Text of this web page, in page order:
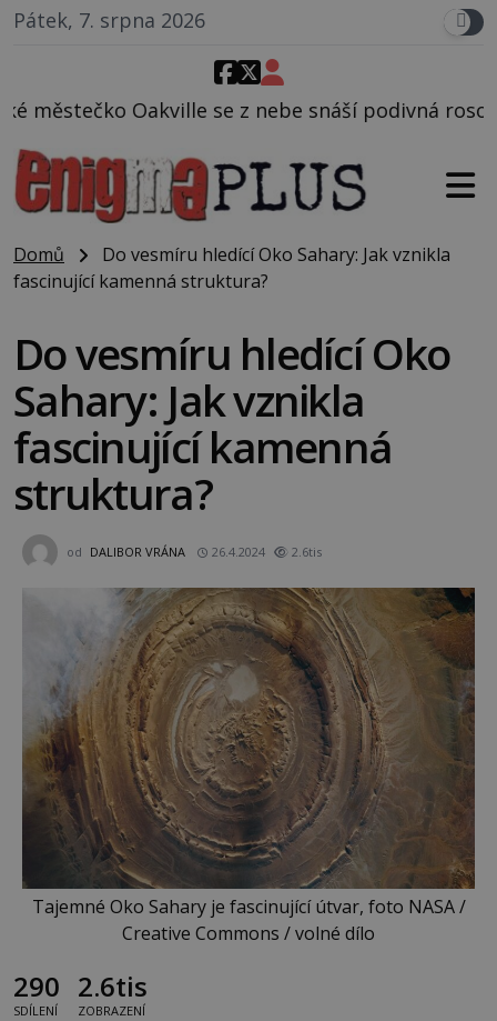
Pátek, 7. srpna 2026
z nebe snáší podivná rosolovitá látka neznámého
Domů
Do vesmíru hledící Oko Sahary: Jak vznikla
fascinující kamenná struktura?
Do vesmíru hledící Oko
Sahary: Jak vznikla
fascinující kamenná
struktura?
od DALIBOR VRÁNA 26.4.2024 2.6tis
Tajemné Oko Sahary je fascinující útvar, foto NASA /
Creative Commons / volné dílo
290
SDÍLENÍ
2.6tis
ZOBRAZENÍ